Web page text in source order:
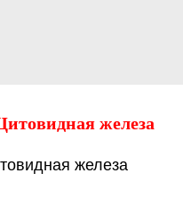
железа
железа